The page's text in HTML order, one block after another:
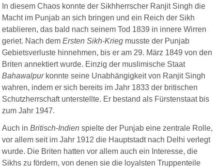
In diesem Chaos konnte der Sikhherrscher Ranjit Singh die
Macht im Punjab an sich bringen und ein Reich der Sikh
etablieren, das bald nach seinem Tod 1839 in innere Wirren
geriet. Nach demErsten Sikh-Krieg musste der Punjab
Gebietsverluste hinnehmen, bis er am 29. März 1849 von den
Briten annektiert wurde. Einzig der muslimische Staat
Bahawalpurkonnte seine Unabhängigkeit von Ranjit Singh
wahren, indem er sich bereits im Jahr 1833 der britischen
Schutzherrschaft unterstellte. Er bestand als Fürstenstaat bis
zum Jahr 1947.
Auch inBritisch-Indienspielte der Punjab eine zentrale Rolle,
vor allem seit im Jahr 1912 die Hauptstadt nach Delhi verlegt
wurde. Die Briten hatten vor allem auch ein Interesse, die
Sikhs zu fördern, von denen sie die loyalsten Truppenteile